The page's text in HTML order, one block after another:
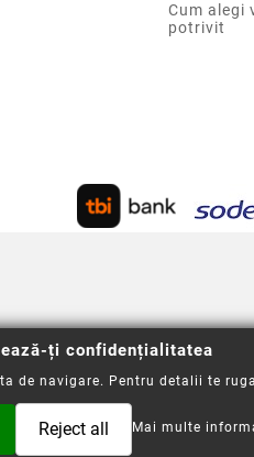
Cum alegi
potrivit
ți confidențialitatea
de navigare. Pentru detalii te
Reject all Mai multe